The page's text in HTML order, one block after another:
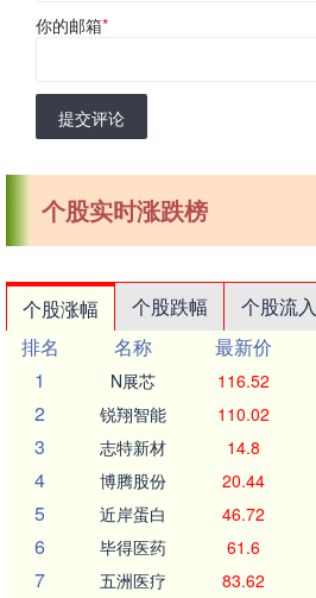
你的邮箱*
提交评论
个股实时涨跌榜
个股涨幅 个股跌幅 个股流入
排名
名称 最新价
1
N展芯 116.52
2 锐翔智能 110.02
3 志特新材 14.8
4 博腾股份 20.44
5 近岸蛋白 46.72
6 毕得医药 61.6
7 五洲医疗 83.62